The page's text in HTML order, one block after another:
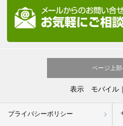
ページ上部
表示 モバイル｜
プライバシーポリシー